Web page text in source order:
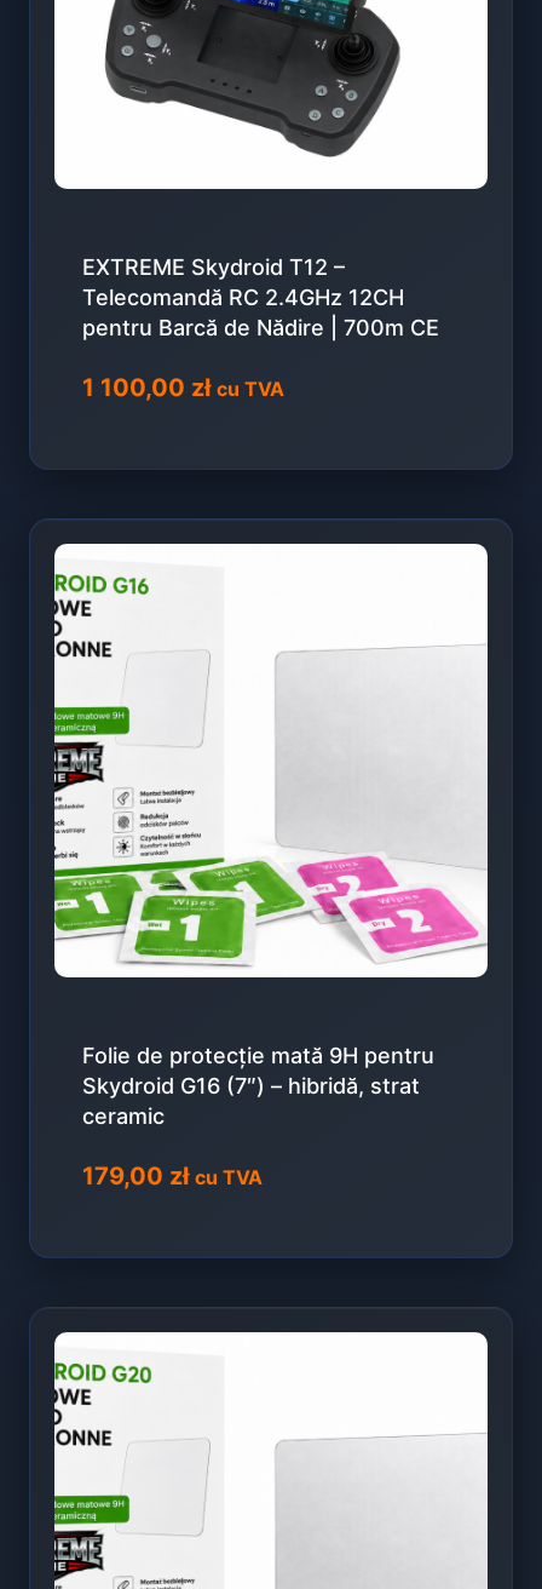
EXTREME Skydroid T12 –
Telecomandă RC 2.4GHz 12CH
pentru Barcă de Nădire | 700m CE
1 100,00 zł cu TVA
Folie de protecție mată 9H pentru
Skydroid G16 (7″) – hibridă, strat
ceramic
179,00 zł cu TVA